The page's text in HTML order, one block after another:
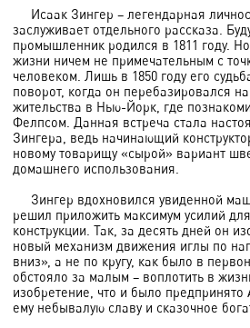
Исаак Зингер – легендарная
заслуживает отдельного рассказа.
промышленник родился в 1811 году.
жизни ничем не примечательным с
человеком. Лишь в 1850 году его
поворот, когда он перебазировался
жительства в Нью-Йорк, где
Фелпсом. Данная встреча стала
Зингера, ведь начинающий
новому товарищу «сырой» вариант
домашнего использования.
Зингер вдохновился увиденной
решил приложить максимум усилий
конструкции. Так, за десять дней он
новый механизм движения иглы по
вниз», а не по кругу, как было в
обстояло за малым – воплотить в
изобретение, что и было
ему небывалую славу и сказочное